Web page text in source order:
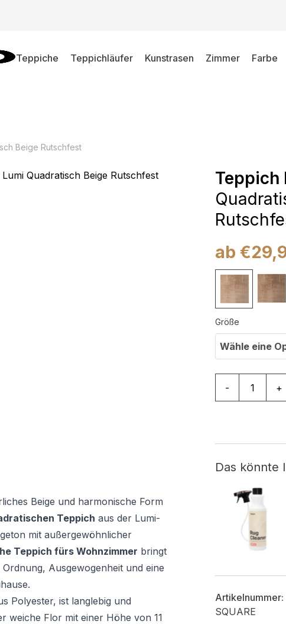
Teppiche Teppichläufer Kunstrasen Zimmer Farbe
Beige Rutschfest
Beige und harmonische Form
Teppich aus der Lumi-
mit außergewöhnlicher
Teppich fürs Wohnzimmer bringt
Ausgewogenheit und eine
Polyester, ist langlebig und
weiche Flor mit einer Höhe von 11
Teppich
ab €
Größe
Wähle eine
- +
Das könnte
Artikelnummer:
SQUARE